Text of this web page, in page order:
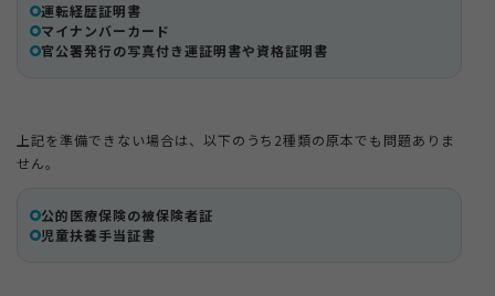
運転経歴証明書
マイナンバーカード
官公署発行の写真付き運証明書や資格証明書
上記を準備できない場合は、以下のうち2種類の原本でも問題ありま
せん。
公的医療保険の被保険者証
児童扶養手当証書